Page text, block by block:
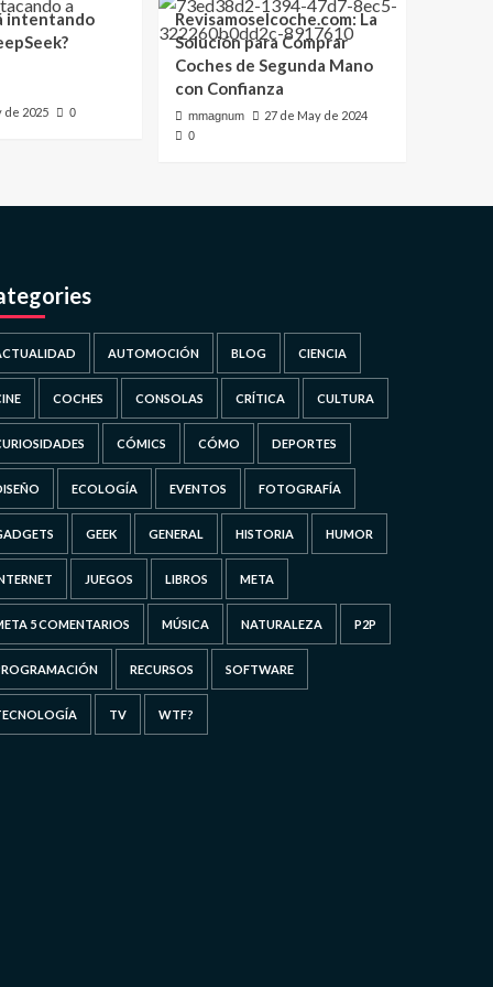
intentando
de 2025 0
Revisamoselcoche.com: La
Solución para Comprar
Coches de Segunda Mano
con Confianza
mmagnum 27 de May de 2024
0
AUTOMOCIÓN BLOG CIENCIA
COCHES CONSOLAS CRÍTICA CULTURA
CÓMICS CÓMO DEPORTES
ECOLOGÍA EVENTOS FOTOGRAFÍA
GEEK GENERAL HISTORIA HUMOR
JUEGOS LIBROS META
5 COMENTARIOS MÚSICA NATURALEZA P2P
RECURSOS SOFTWARE
TV WTF?